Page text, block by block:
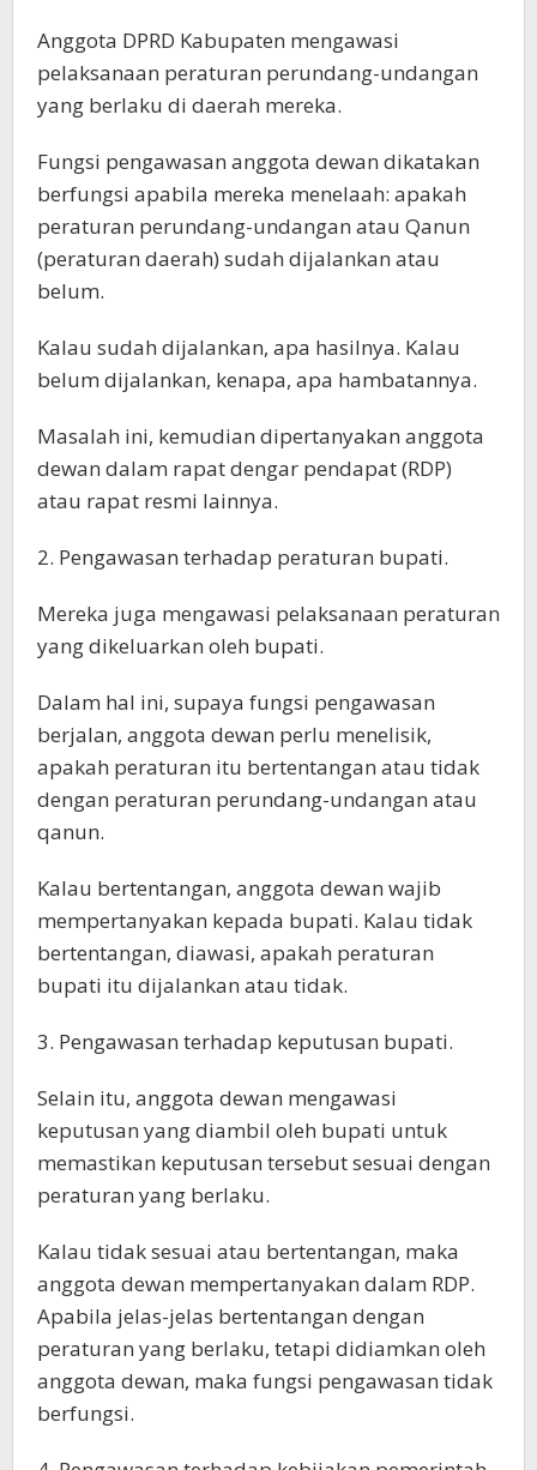
Anggota DPRD Kabupaten mengawasi
pelaksanaan peraturan perundang-undangan
yang berlaku di daerah mereka.
Fungsi pengawasan anggota dewan dikatakan
berfungsi apabila mereka menelaah: apakah
peraturan perundang-undangan atau Qanun
(peraturan daerah) sudah dijalankan atau
belum.
Kalau sudah dijalankan, apa hasilnya. Kalau
belum dijalankan, kenapa, apa hambatannya.
Masalah ini, kemudian dipertanyakan anggota
dewan dalam rapat dengar pendapat (RDP)
atau rapat resmi lainnya.
2. Pengawasan terhadap peraturan bupati.
Mereka juga mengawasi pelaksanaan peraturan
yang dikeluarkan oleh bupati.
Dalam hal ini, supaya fungsi pengawasan
berjalan, anggota dewan perlu menelisik,
apakah peraturan itu bertentangan atau tidak
dengan peraturan perundang-undangan atau
qanun.
Kalau bertentangan, anggota dewan wajib
mempertanyakan kepada bupati. Kalau tidak
bertentangan, diawasi, apakah peraturan
bupati itu dijalankan atau tidak.
3. Pengawasan terhadap keputusan bupati.
Selain itu, anggota dewan mengawasi
keputusan yang diambil oleh bupati untuk
memastikan keputusan tersebut sesuai dengan
peraturan yang berlaku.
Kalau tidak sesuai atau bertentangan, maka
anggota dewan mempertanyakan dalam RDP.
Apabila jelas-jelas bertentangan dengan
peraturan yang berlaku, tetapi didiamkan oleh
anggota dewan, maka fungsi pengawasan tidak
berfungsi.